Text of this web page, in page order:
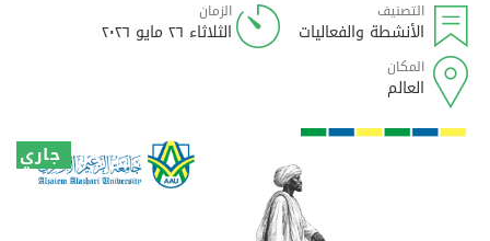
التصنيف
الأنشطة والفعاليات
الزمان
الثلاثاء ٢٦ مايو ٢٠٢٦
المكان
العالم
جاري